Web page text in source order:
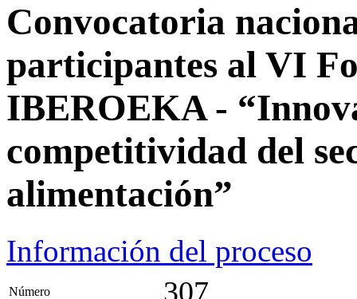
Convocatoria
participantes al VI
IBEROEKA -
competitividad del
alimentación”
Información del proceso
Número 307